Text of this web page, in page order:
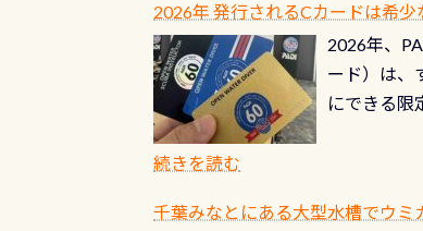
点検をする
8/31までの
ドライス
ませ 6月か
る清流（水
の「名水
ところでは
ダウンカレ
2026年 発行されるCカードは希
2026年、
ード）は、
にできる限
終営業日ま
続きを読む
千葉みなとにある大型水槽でウミ